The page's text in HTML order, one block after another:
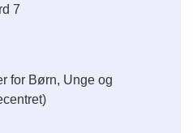
7
for Børn, Unge og